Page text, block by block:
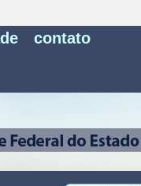
contato